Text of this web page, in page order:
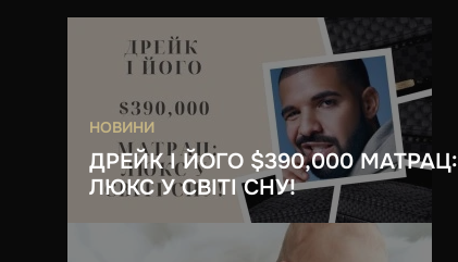
НОВИНИ
ДРЕЙК І ЙОГО $390,000 МАТРАЦ:
ЛЮКС У СВІТІ СНУ!